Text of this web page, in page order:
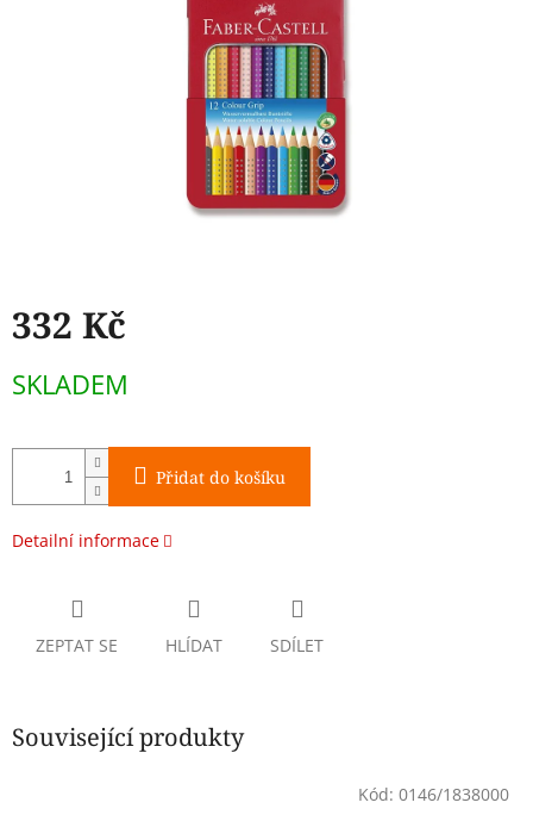
332 Kč
cena:
SKLADEM
Přidat do košíku
Detailní informace
ZEPTAT SE HLÍDAT SDÍLET
Související produkty
Kód: 0146/1838000